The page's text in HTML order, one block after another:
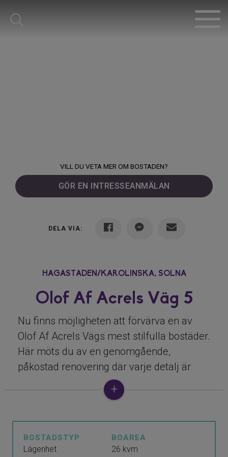
VILL DU VETA MER OM BOSTADEN?
GÖR EN INTRESSEANMÄLAN
DELA VIA:
HAGASTADEN/KAROLINSKA, SOLNA
Olof Af Acrels Väg 5
Nu finns möjligheten att förvärva en av
Olof Af Acrels Vägs mest stilfulla bostäder.
Här möts du av en genomgående,
påkostad renovering där varje detalj är
noggrant genomtänkt. Vackert lagd
ekparkett löper genom hela lägenheten
rofylld känsla. Direkt innanför entrén
BOSTADSTYP
Lägenhet
BOAREA
26 kvm